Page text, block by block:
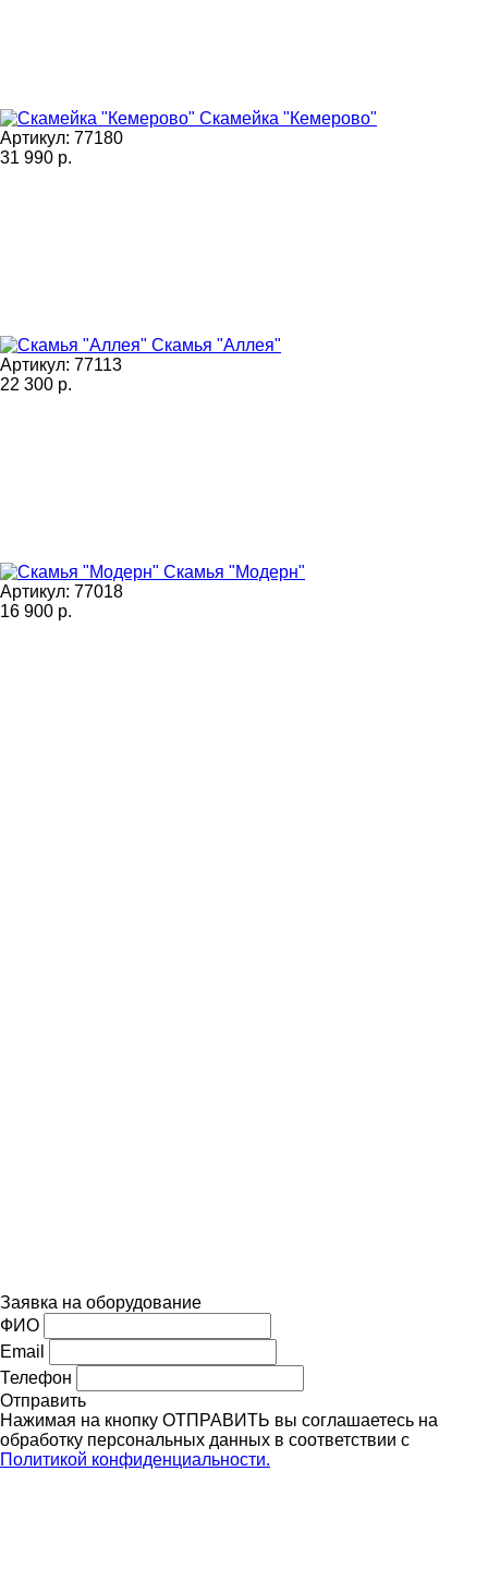
Скамейка "Кемерово"
Артикул: 77180
31 990 р.
Скамья "Аллея"
Артикул: 77113
22 300 р.
Скамья "Модерн"
Артикул: 77018
16 900 р.
Заявка на оборудование
ФИО
Email
Телефон
Отправить
Нажимая на кнопку ОТПРАВИТЬ вы соглашаетесь на
обработку персональных данных в соответствии с
Политикой конфиденциальности.